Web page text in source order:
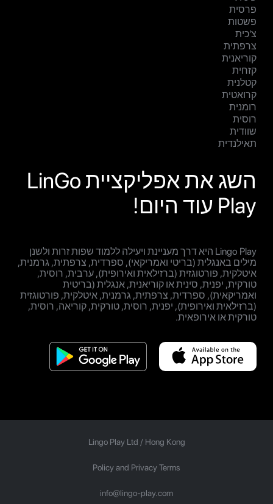
פרסית
פשטות
צ'כית
צרפתית
קוריאנית
קזחית
קטלנית
קרואטית
רומנית
רוסית
שוודית
תאילנדית
השג את אפליקציית LinGo
Play עוד היום!
Lingo Play היא דרך מעניינת ויעילה ללמוד שפות זרות ולשנן
מילים באנגלית (בריטי ואמריקאי), ספרדית, צרפתית, גרמנית,
איטלקית, פורטוגזית (ברזילאית ואירופית), ערבית, רוסית,
טורקית, יפנית, סינית או קוריאנית, אנגלית (בריטית
ואמריקאית), ספרדית, צרפתית, גרמנית, איטלקית, פורטוגזית
(ברזילאית ואירופית), יפנית, רוסית, טורקית, קוריאה, רוסית,
טורקית או אירופאית.
Lingo Play Ltd / Hong Kong
Policy and Privacy Terms
info@lingo-play.com